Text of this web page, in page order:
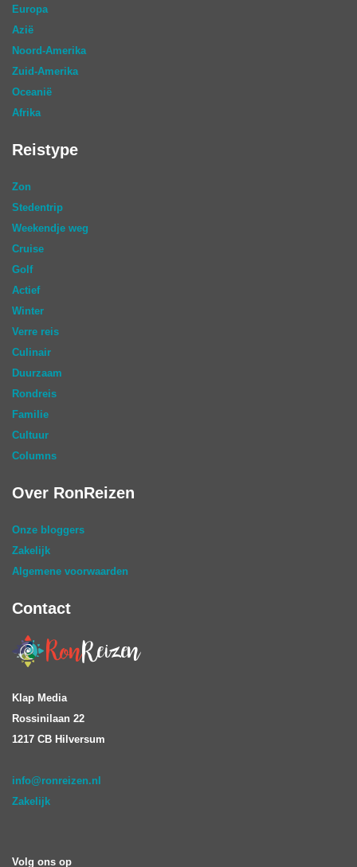
Europa
Azië
Noord-Amerika
Zuid-Amerika
Oceanië
Afrika
Reistype
Zon
Stedentrip
Weekendje weg
Cruise
Golf
Actief
Winter
Verre reis
Culinair
Duurzaam
Rondreis
Familie
Cultuur
Columns
Over RonReizen
Onze bloggers
Zakelijk
Algemene voorwaarden
Contact
Klap Media
Rossinilaan 22
1217 CB Hilversum
info@ronreizen.nl
Zakelijk
Volg ons op